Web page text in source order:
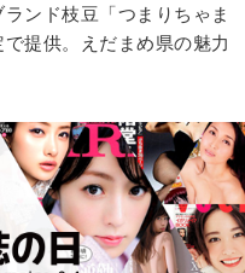
ンド枝豆「つまりちゃま
提供。えだまめ県の魅力